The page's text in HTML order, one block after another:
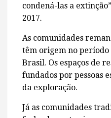
condená-las a
2017.
As comunidades
têm origem no período
Brasil. Os espaços de
fundados por pessoas
da exploração.
Já as comunidades